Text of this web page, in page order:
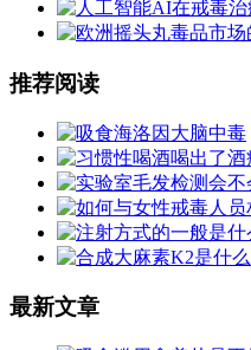
推荐阅读
最新文章